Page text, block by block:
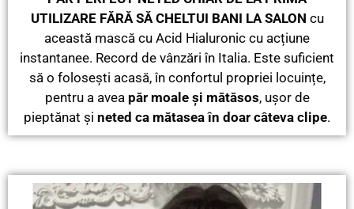
UTILIZARE FĂRĂ SĂ CHELTUI BANI LA SALON cu
această mască cu Acid Hialuronic cu acțiune
instantanee. Record de vânzări în Italia. Este suficient
să o folosești acasă, în confortul propriei locuințe,
pentru a avea păr moale și mătăsos, ușor de
pieptănat și neted ca mătasea în doar câteva clipe.